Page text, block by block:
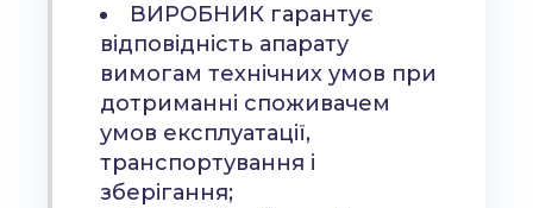
ВИРОБНИК гарантує
відповідність апарату
вимогам технічних умов при
дотриманні споживачем
умов експлуатації,
транспортування і
зберігання;